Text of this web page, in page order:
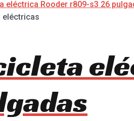
eléctricas